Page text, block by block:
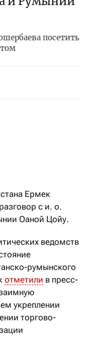
посетить
Ермек
с и. о.
Оаной Цойу.
ведомств
румынского
отметили в пресс-
укреплении
торгово-